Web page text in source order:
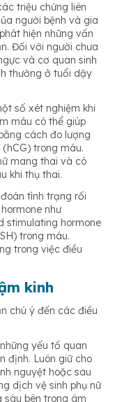
triệu chứng liên
người bệnh và gia
hiện những vấn
Đối với người chưa
và cơ quan sinh
thường ở tuổi dậy
số xét nghiệm khi
máu có thể giúp
cách đo lượng
trong máu.
mang thai và có
khi thụ thai.
tình trạng rối
như
stimulating hormone
trong máu.
trong việc điều
kinh
chú ý đến các điều
yếu tố quan
định. Luôn giữ cho
nguyệt hoặc sau
dịch vệ sinh phụ nữ
sâu bên trong âm